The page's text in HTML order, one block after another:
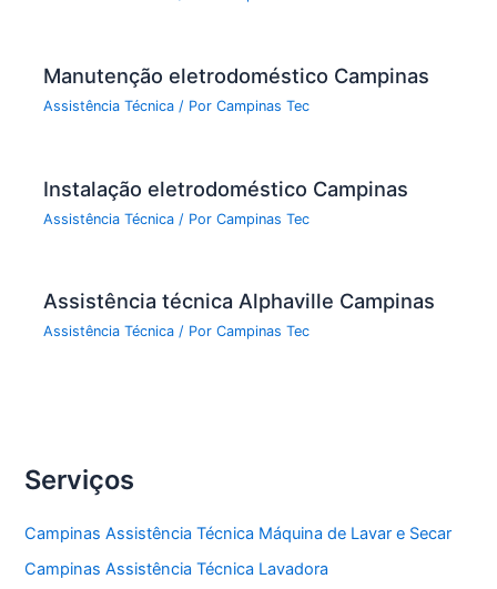
Manutenção eletrodoméstico Campinas
Assistência Técnica / PorCampinas Tec
Instalação eletrodoméstico Campinas
Assistência Técnica / PorCampinas Tec
Assistência técnica Alphaville Campinas
Assistência Técnica / PorCampinas Tec
Serviços
Campinas Assistência Técnica Máquina de Lavar e Secar
Campinas Assistência Técnica Lavadora